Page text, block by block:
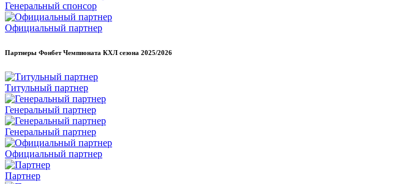
Генеральный спонсор
Официальный партнер
Партнеры Фонбет Чемпионата КХЛ сезона 2025/2026
Титульный партнер
Генеральный партнер
Генеральный партнер
Официальный партнер
Партнер